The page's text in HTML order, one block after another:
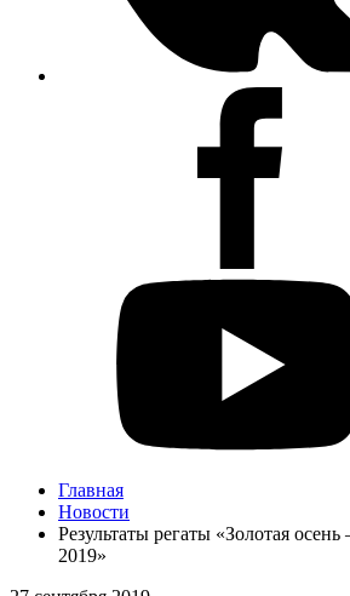
Главная
Новости
Результаты регаты «Золотая
2019»